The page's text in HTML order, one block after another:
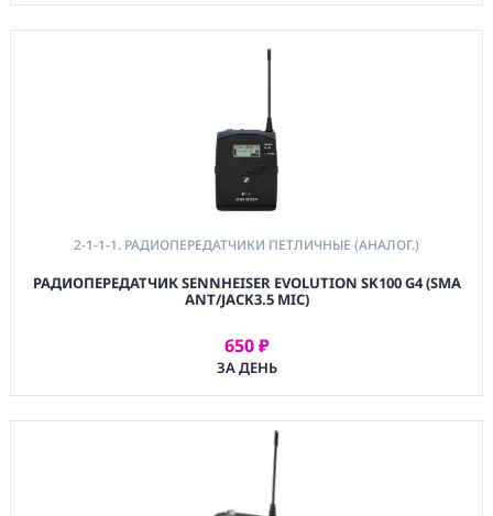
2-1-1-1. РАДИОПЕРЕДАТЧИКИ ПЕТЛИЧНЫЕ (АНАЛОГ.)
РАДИОПЕРЕДАТЧИК SENNHEISER EVOLUTION SK100 G4 (SMA
ANT/JACK3.5 MIC)
650 ₽
ЗА ДЕНЬ
АРЕНДОВАТЬ